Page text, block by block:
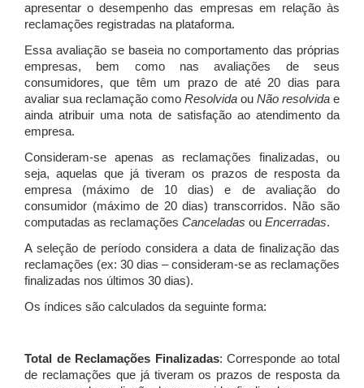
apresentar o desempenho das empresas em relação às
reclamações registradas na plataforma.
Essa avaliação se baseia no comportamento das próprias
empresas, bem como nas avaliações de seus
consumidores, que têm um prazo de até 20 dias para
avaliar sua reclamação como Resolvida ou Não resolvida e
ainda atribuir uma nota de satisfação ao atendimento da
empresa.
Consideram-se apenas as reclamações finalizadas, ou
seja, aquelas que já tiveram os prazos de resposta da
empresa (máximo de 10 dias) e de avaliação do
consumidor (máximo de 20 dias) transcorridos. Não são
computadas as reclamações Canceladas ou Encerradas.
A seleção de período considera a data de finalização das
reclamações (ex: 30 dias – consideram-se as reclamações
finalizadas nos últimos 30 dias).
Os índices são calculados da seguinte forma:
Total de Reclamações Finalizadas: Corresponde ao total
de reclamações que já tiveram os prazos de resposta da